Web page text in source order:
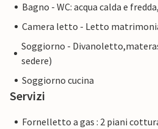
Bagno - WC: acqua calda e
Camera letto - Letto
Soggiorno -
sedere)
Soggiorno cucina
Servizi
Fornelletto a gas : 2 piani